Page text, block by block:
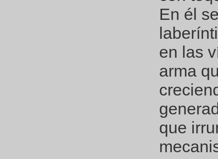
En él
en las
arma
que